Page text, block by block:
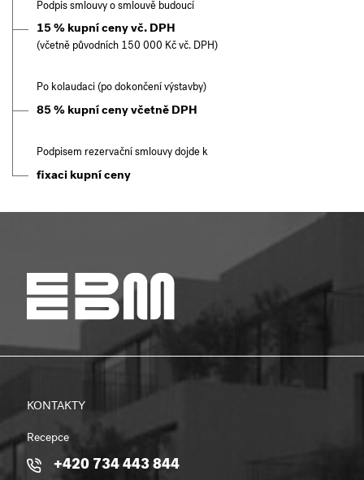
Podpis smlouvy o smlouvě budoucí
15 % kupní ceny vč. DPH
(včetně původních 150 000 Kč vč. DPH)
Po kolaudaci (po dokončení výstavby)
85 % kupní ceny včetně DPH
Podpisem rezervační smlouvy dojde k
fixaci kupní ceny
KONTAKTY
Recepce
+420 734 443 844